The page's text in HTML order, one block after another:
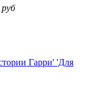
руб